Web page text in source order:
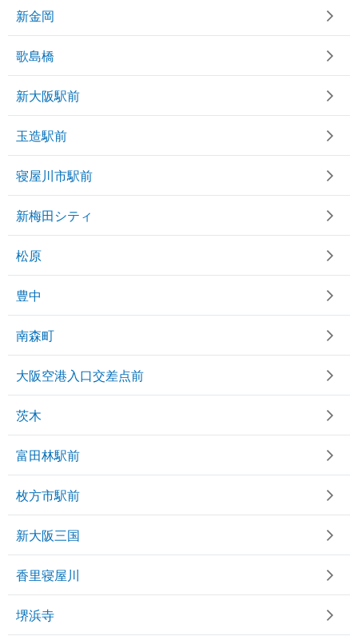
新金岡
歌島橋
新大阪駅前
玉造駅前
寝屋川市駅前
新梅田シティ
松原
豊中
南森町
大阪空港入口交差点前
茨木
富田林駅前
枚方市駅前
新大阪三国
香里寝屋川
堺浜寺